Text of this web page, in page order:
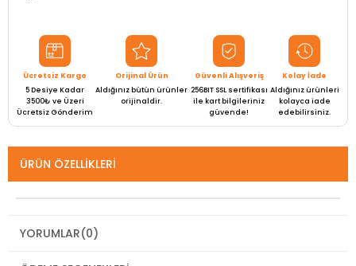
Ücretsiz Kargo
5 Desiye Kadar
3500₺ ve Üzeri
Ücretsiz Gönderim
Orijinal Ürün
Aldığınız bütün ürünler
orijinaldir.
Güvenli Alışveriş
256BIT SSL sertifikası
ile kart bilgileriniz
güvende!
Kolay İade
Aldığınız ürünleri
kolayca iade
edebilirsiniz.
ÜRÜN ÖZELLIKLERI
YORUMLAR(0)